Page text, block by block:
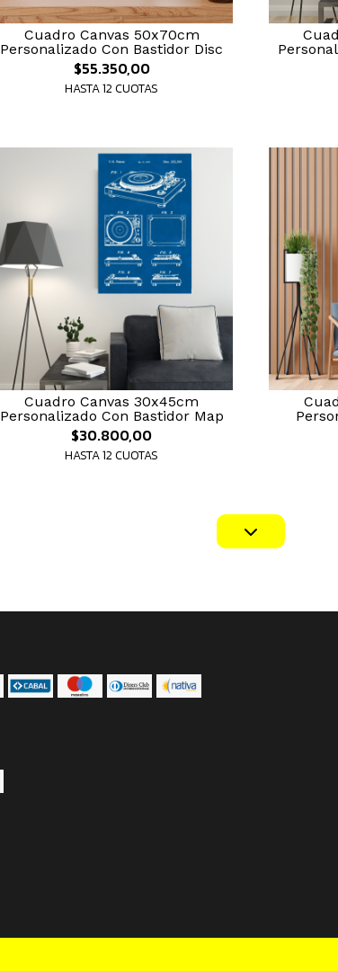
Cuadro Canvas 50x70cm
Personalizado Con Bastidor Disc
$55.350,00
HASTA 12 CUOTAS
Cuadro Canvas 30x45cm
Personalizado Con Bastidor Map
$30.800,00
HASTA 12 CUOTAS